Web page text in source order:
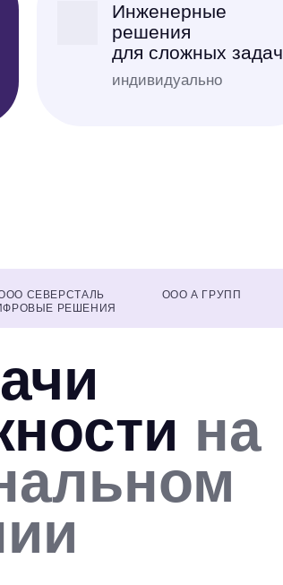
Инженерные
решения
для сложных задач
индивидуально
СЕВЕРСТАЛЬ
РЕШЕНИЯ
ООО А ГРУПП
на